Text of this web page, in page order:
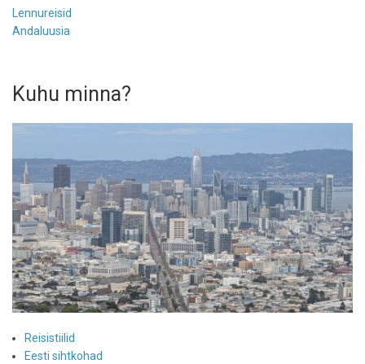
Lennureisid
Andaluusia
Kuhu minna?
Reisistiilid
Eesti sihtkohad